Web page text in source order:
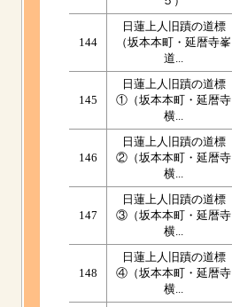
144
日蓮上人旧蹟の道標
（坂本本町・延暦寺峯
道...
145
日蓮上人旧蹟の道標
①（坂本本町・延暦寺
横...
146
日蓮上人旧蹟の道標
②（坂本本町・延暦寺
横...
147
日蓮上人旧蹟の道標
③（坂本本町・延暦寺
横...
148
日蓮上人旧蹟の道標
④（坂本本町・延暦寺
横...